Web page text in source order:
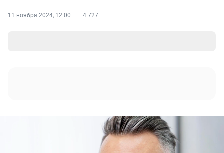
11 ноября 2024, 12:00 4 727